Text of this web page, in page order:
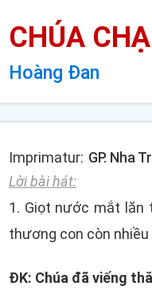
CHÚA
Hoàng Đan
Imprimatur: GP. Nha
Lời bài hát:
1. Giọt nước mắt lăn
thương con còn
ĐK: Chúa đã viếng